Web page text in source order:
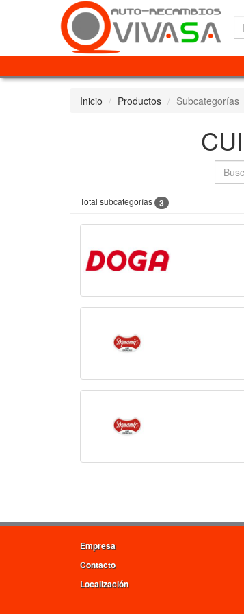
Inicio Productos Subcategorías
Total subcategorías 3
Empresa
Contacto
Localización